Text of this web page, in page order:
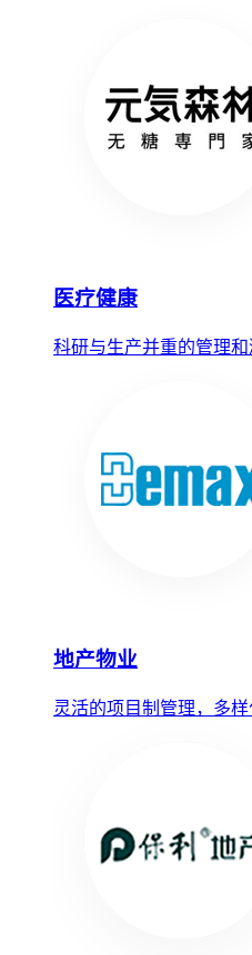
医疗健康
科研与生产并重的管理
地产物业
灵活的项目制管理，多